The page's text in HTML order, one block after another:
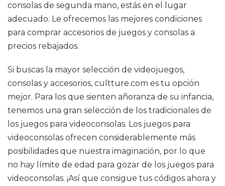
consolas de segunda mano, estás en el lugar
adecuado. Le ofrecemos las mejores condiciones
para comprar accesorios de juegos y consolas a
precios rebajados.
Si buscas la mayor selección de videojuegos,
consolas y accesorios, cultture.com es tu opción
mejor. Para los que sienten añoranza de su infancia,
tenemos una gran selección de los tradicionales de
los juegos para videoconsolas. Los juegos para
videoconsolas ofrecen considerablemente más
posibilidades que nuestra imaginación, por lo que
no hay límite de edad para gozar de los juegos para
videoconsolas. ¡Así que consigue tus códigos ahora y